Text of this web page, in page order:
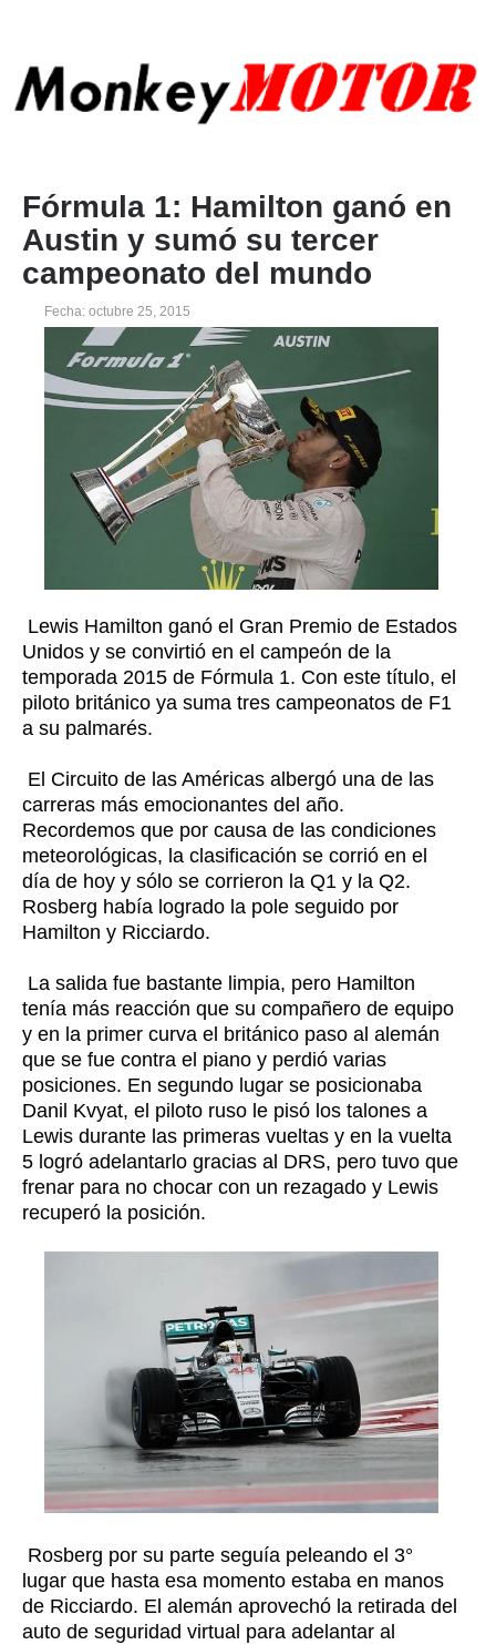
Fórmula 1: Hamilton ganó en
Austin y sumó su tercer
campeonato del mundo
Fecha: octubre 25, 2015
Lewis Hamilton ganó el Gran Premio de Estados
Unidos y se convirtió en el campeón de la
temporada 2015 de Fórmula 1. Con este título, el
piloto británico ya suma tres campeonatos de F1
a su palmarés.
El Circuito de las Américas albergó una de las
carreras más emocionantes del año.
Recordemos que por causa de las condiciones
meteorológicas, la clasificación se corrió en el
día de hoy y sólo se corrieron la Q1 y la Q2.
Rosberg había logrado la pole seguido por
Hamilton y Ricciardo.
La salida fue bastante limpia, pero Hamilton
tenía más reacción que su compañero de equipo
y en la primer curva el británico paso al alemán
que se fue contra el piano y perdió varias
posiciones. En segundo lugar se posicionaba
Danil Kvyat, el piloto ruso le pisó los talones a
Lewis durante las primeras vueltas y en la vuelta
5 logró adelantarlo gracias al DRS, pero tuvo que
frenar para no chocar con un rezagado y Lewis
recuperó la posición.
Rosberg por su parte seguía peleando el 3°
lugar que hasta esa momento estaba en manos
de Ricciardo. El alemán aprovechó la retirada del
auto de seguridad virtual para adelantar al